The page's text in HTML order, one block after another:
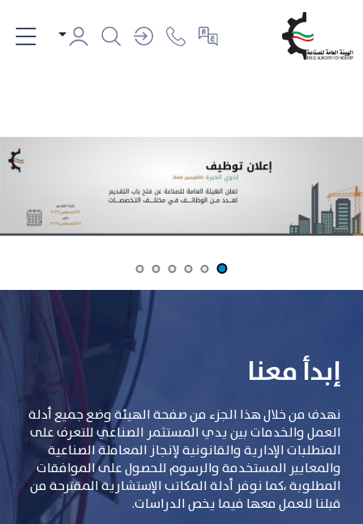
إبدأ معنا
نهدف من خلال هذا الجزء من صفحة الهيئة وضع جميع أدلة
العمل والخدمات بين يدي المستثمر الصناعي للتعرف على
المتطلبات الإدارية والقانونية لإنجاز المعاملة الصناعية
والمعايير المستخدمة والرسوم للحصول على الموافقات
المطلوبة ،كما نوفر أدلة المكاتب الإستشارية المقترحة من
قبلنا للعمل معها فيما يخص الدراسات.